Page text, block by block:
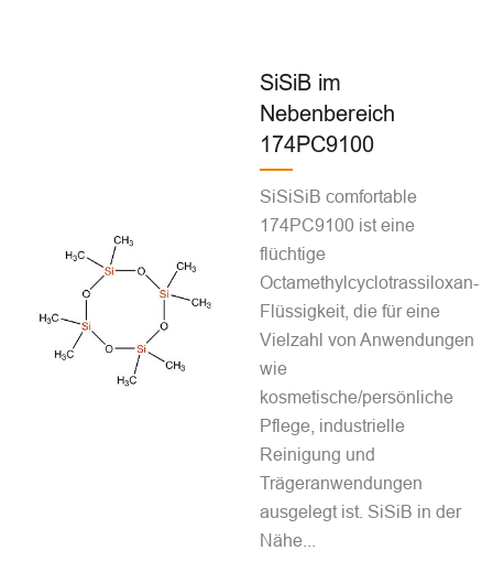
SiSiB im
Nebenbereich
174PC9100
SiSiSiB comfortable
174PC9100 ist eine
flüchtige
Octamethylcyclotrassiloxan-
Flüssigkeit, die für eine
Vielzahl von Anwendungen
wie
kosmetische/persönliche
Pflege, industrielle
Reinigung und
Trägeranwendungen
ausgelegt ist. SiSiB in der
Nähe...